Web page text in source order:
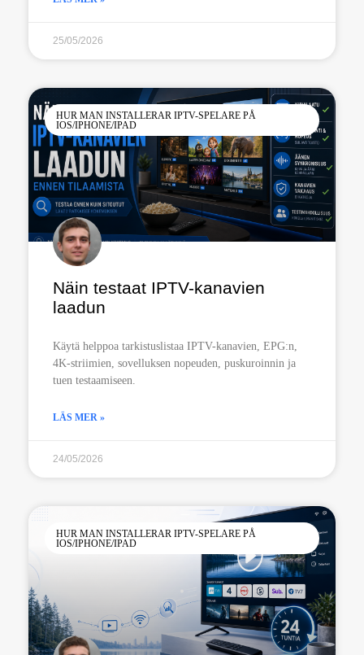
25/05/2026
HUR MAN INSTALLERAR IPTV-SPELARE PÅ
IOS/IPHONE/IPAD
Näin testaat IPTV-kanavien
laadun
Käytä helppoa tarkistuslistaa IPTV-kanavien, EPG:n,
4K-striimien, sovelluksen nopeuden, puskuroinnin ja
tuen testaamiseen.
LÄS MER »
24/05/2026
HUR MAN INSTALLERAR IPTV-SPELARE PÅ
IOS/IPHONE/IPAD